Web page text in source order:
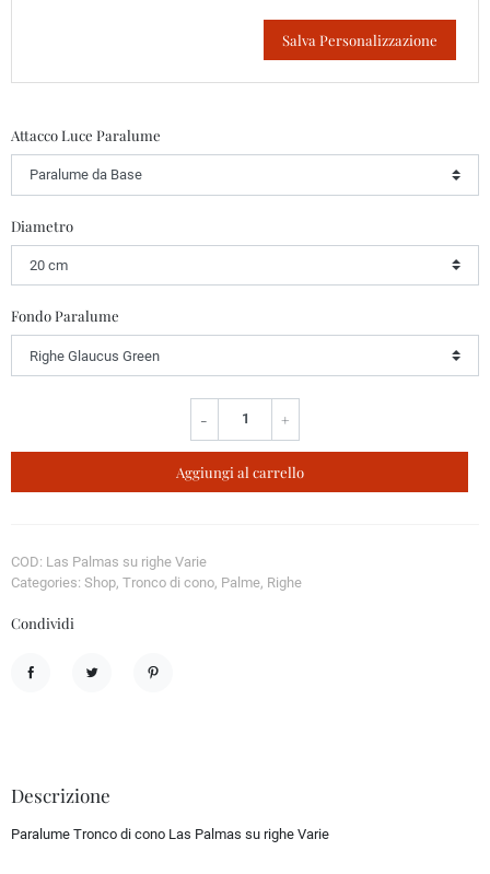
Salva Personalizzazione
Attacco Luce Paralume
Diametro
Fondo Paralume
- +
Aggiungi al carrello
COD: Las Palmas su righe Varie
Categories: Shop, Tronco di cono, Palme, Righe
Condividi
Descrizione
Paralume Tronco di cono Las Palmas su righe Varie